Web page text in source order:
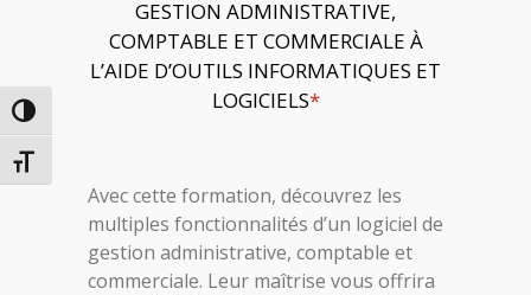
PASSER EN CONTRASTE ÉLEVÉ
CHANGER LA TAILLE DE LA POLICE
GESTION ADMINISTRATIVE,
COMPTABLE ET COMMERCIALE À
L’AIDE D’OUTILS INFORMATIQUES ET
LOGICIELS*
Avec cette formation, découvrez les
multiples fonctionnalités d’un logiciel de
gestion administrative, comptable et
commerciale. Leur maîtrise vous offrira